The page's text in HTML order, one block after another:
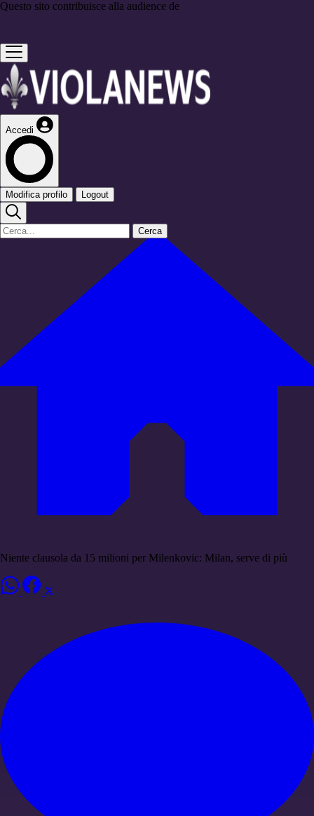
Questo sito contribuisce alla audience de
Accedi
Modifica profilo Logout
Cerca
Niente clausola da 15 milioni per Milenkovic: Milan, serve di più